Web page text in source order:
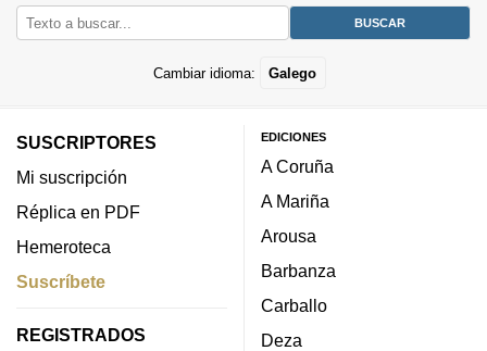
Cambiar idioma: Galego
SUSCRIPTORES
Mi suscripción
Réplica en PDF
Hemeroteca
Suscríbete
REGISTRADOS
EDICIONES
A Coruña
A Mariña
Arousa
Barbanza
Carballo
Deza